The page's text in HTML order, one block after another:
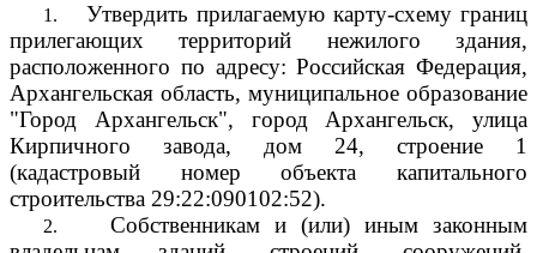
1.
Утвердить прилагаемую карту-схему границ
прилегающих территорий нежилого здания,
расположенного по адресу: Российская Федерация,
Архангельская область, муниципальное образование
"Город Архангельск", город Архангельск, улица
Кирпичного завода, дом 24, строение 1
(кадастровый номер объекта капитального
строительства 29:22:090102:52).
2.
Собственникам и (или) иным законным